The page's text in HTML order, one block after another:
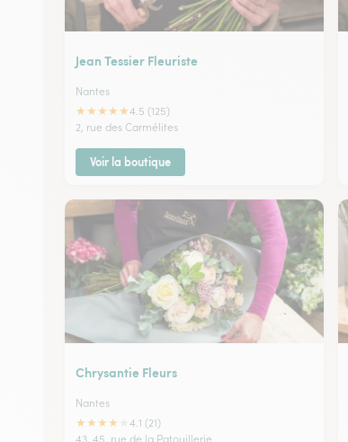
Jean Tessier Fleuriste
Nantes
★★★★★4.5 (125)
2, rue des Carmélites
Voir la boutique
Chrysantie Fleurs
Nantes
★★★★
4.1 (21)
43, 45, rue de la Patouillerie